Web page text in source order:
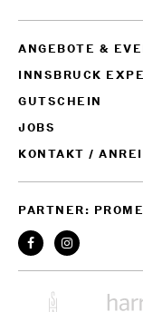
ANGEBOTE &
INNSBRUCK
GUTSCHEIN
JOBS
KONTAKT /
PARTNER: